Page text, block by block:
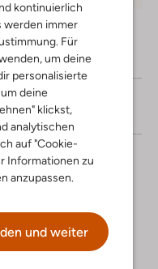
kontinuierlich
werden immer
Für
um deine
personalisierte
deine
klickst,
analytischen
auf "Cookie-
Informationen zu
anzupassen.
und weiter
Mesh